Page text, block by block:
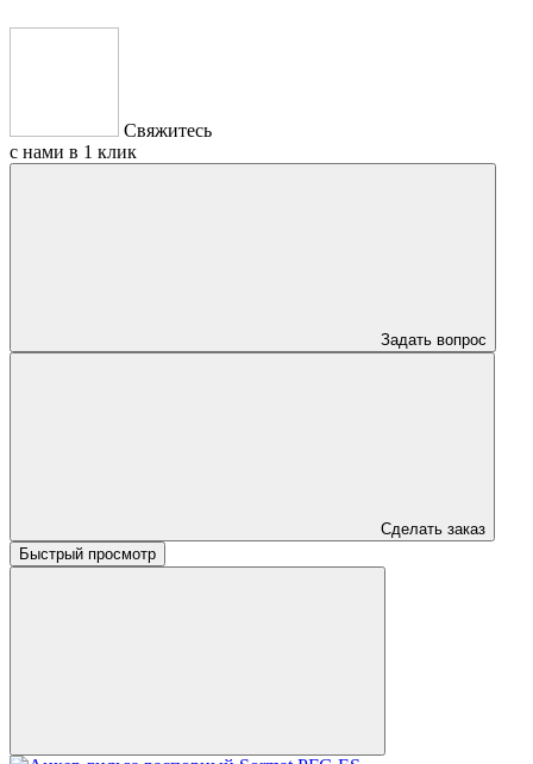
Свяжитесь
с нами в 1 клик
Задать вопрос
Сделать заказ
Быстрый просмотр